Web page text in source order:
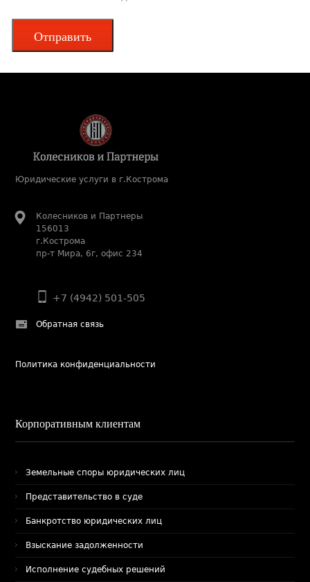
Отправить
Юридические услуги в г.Кострома
Колесников и Партнеры
156013
г.Кострома
пр-т Мира, 6г, офис 234
+7 (4942) 501-505
Обратная связь
Политика конфиденциальности
Корпоративным клиентам
Земельные споры юридических лиц
Представительство в суде
Банкротство юридических лиц
Взыскание задолженности
Исполнение судебных решений